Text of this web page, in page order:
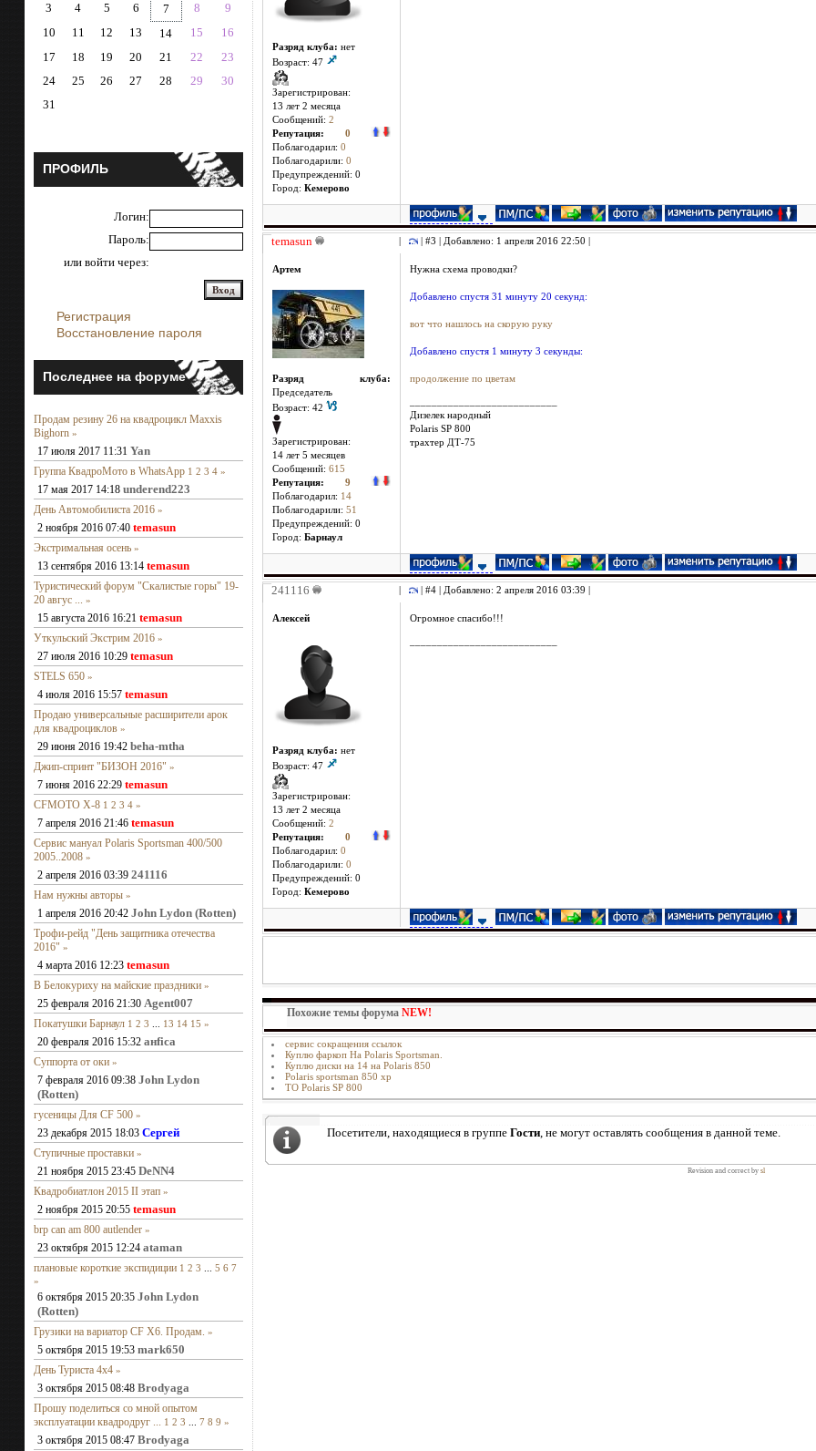
3
4 5 6 7 8
9
10
11 12 13 14 15
16
17
18 19 20 21 22
23
24
25 26 27 28 29
30
31
ПРОФИЛЬ
Логин:
Пароль:
или войти через:
Регистрация
Восстановление пароля
Последнее на форуме
Продам резину 26 на квадроцикл Maxxis
Bighorn »
17 июля 2017 11:31 Yan
Группа КвадроМото в WhatsApp 1 2 3 4 »
17 мая 2017 14:18 underend223
День Автомобилиста 2016 »
2 ноября 2016 07:40 temasun
Экстримальная осень »
13 сентября 2016 13:14 temasun
Туристический форум "Скалистые горы" 19-
20 авгус ... »
15 августа 2016 16:21 temasun
Уткульский Экстрим 2016 »
27 июля 2016 10:29 temasun
STELS 650 »
4 июля 2016 15:57 temasun
Продаю универсальные расширители арок
для квадроциклов »
29 июня 2016 19:42 beha-mtha
Джип-спринт "БИЗОН 2016" »
7 июня 2016 22:29 temasun
CFMOTO X-8 1 2 3 4 »
7 апреля 2016 21:46 temasun
Сервис мануал Polaris Sportsman 400/500
2005..2008 »
2 апреля 2016 03:39 241116
Нам нужны авторы »
1 апреля 2016 20:42 John Lydon (Rotten)
Трофи-рейд "День защитника отечества
2016" »
4 марта 2016 12:23 temasun
В Белокуриху на майские праздники »
25 февраля 2016 21:30 Agent007
Покатушки Барнаул 1 2 3 13 14 15 »
20 февраля 2016 15:32 анfiса
Суппорта от оки »
7 февраля 2016 09:38 John Lydon
(Rotten)
гусеницы Для CF 500 »
23 декабря 2015 18:03 Сергей
Ступичные проставки »
21 ноября 2015 23:45 DeNN4
Квадробиатлон 2015 II этап »
2 ноября 2015 20:55 temasun
brp can am 800 autlender »
23 октября 2015 12:24 ataman
плановые короткие экспидиции 1 2 3 5 6 7
»
6 октября 2015 20:35 John Lydon
(Rotten)
Грузики на вариатор CF X6. Продам. »
5 октября 2015 19:53 mark650
День Туриста 4х4 »
3 октября 2015 08:48 Brodyaga
Прошу поделиться со мной опытом
эксплуатации квадродруг ... 1 2 3 7 8 9 »
3 октября 2015 08:47 Brodyaga
Разряд клуба: нет
Возраст: 47
Зарегистрирован:
13 лет 2 месяцa
Сообщений: 2
Репутация: 0
Поблагодарил: 0
Поблагодарили: 0
Предупреждений: 0
Город: Кемерово
temasun | #3 | Добавлено: 1 апреля 2016 22:50 |
Артем
Разряд клуба:
Председатель
Возраст: 42
Зарегистрирован:
14 лет 5 месяцев
Сообщений: 615
Репутация: 9
Поблагодарил: 14
Поблагодарили: 51
Предупреждений: 0
Город: Барнаул
Нужна схема проводки?
Добавлено спустя 31 минуту 20 секунд:
вот что нашлось на скорую руку
Добавлено спустя 1 минуту 3 секунды:
продолжение по цветам
Дизелек народный
Polaris SP 800
трахтер ДТ-75
241116 | #4 | Добавлено: 2 апреля 2016 03:39 |
Алексей
Разряд клуба: нет
Возраст: 47
Зарегистрирован:
13 лет 2 месяцa
Сообщений: 2
Репутация: 0
Поблагодарил: 0
Поблагодарили: 0
Предупреждений: 0
Город: Кемерово
Огромное спасибо!!!
Похожие темы форума NEW!
сервис сокращения ссылок
Куплю фаркоп На Polaris Sportsman.
Куплю диски на 14 на Polaris 850
Polaris sportsman 850 xp
ТО Polaris SP 800
Посетители, находящиеся в группе Гости, не могут оставлять сообщения в данной теме.
Revision and correct by sl